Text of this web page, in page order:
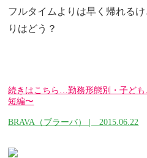
フルタイムよりは早く帰れる
りはどう？
続きはこちら…勤務形態別・子ど
短編〜
BRAVA（ブラーバ） | 2015.06.22